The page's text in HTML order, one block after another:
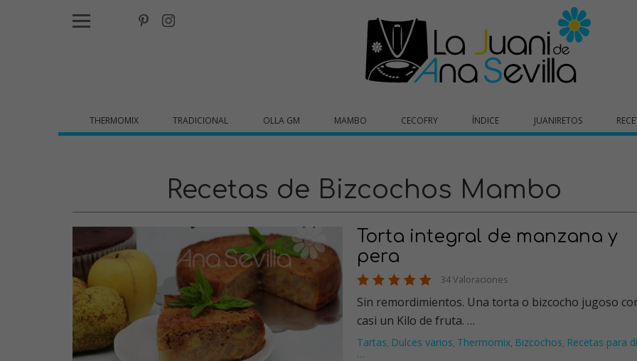
THERMOMIX TRADICIONAL OLLA GM MAMBO CECOFRY ÍNDICE JUANIRETOS
Recetas de Bizcochos Mambo
Torta integral de manzana y
pera
34 Valoraciones
Sin remordimientos. Una torta o bizcocho jugoso
casi un Kilo de fruta. …
Tartas, Dulces varios, Thermomix, Bizcochos, Recetas para
…